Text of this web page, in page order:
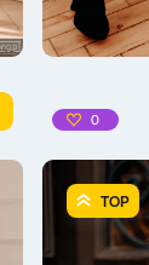
0
TOP